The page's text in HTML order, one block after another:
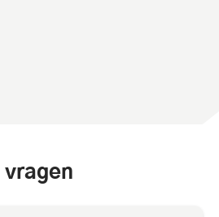
vragen